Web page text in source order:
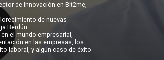
de Innovación en Bit2me,
de nuevas
Berdún.
el mundo empresarial,
en las empresas, los
laboral, y algún caso de éxito